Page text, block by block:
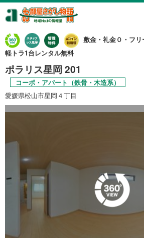
敷金・礼金０・フリ
軽トラ1台レンタル無料
ポラリス星岡 201
コーポ・アパート（鉄骨・木造系）
愛媛県松山市星岡４丁目